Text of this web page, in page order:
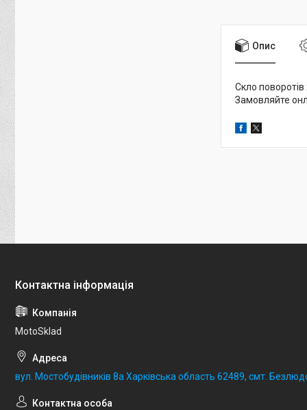
Опис
Скло поворотів
Замовляйте
MotoSklad
вул. Мостобудівників 8а Харківська область 62489, смт.